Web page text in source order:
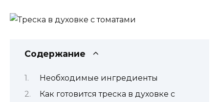
Содержание
Необходимые ингредиенты
Как готовится треска в духовке с